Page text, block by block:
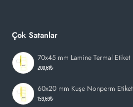
Çok Satanlar
70x45 mm Lamine Termal Etiket
200,61₺
60x20 mm Kuşe Nonperm Etiket
159,69₺